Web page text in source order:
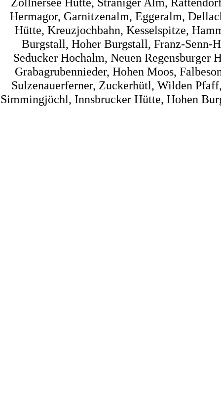
Hermagor, Garnitzenalm, Eggeralm,
Hütte, Kreuzjochbahn, Kesselspitze,
Burgstall, Hoher Burgstall, Franz-Senn-
Seducker Hochalm, Neuen Regensburger
Grabagrubennieder, Hohen Moos,
Sulzenauerferner, Zuckerhütl, Wilden
Simmingjöchl, Innsbrucker Hütte, Hohen